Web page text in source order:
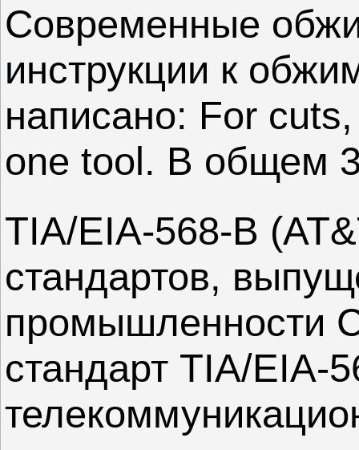
Современные
инструкции к
написано: For
one tool. В общем
TIA/EIA-568-B
стандартов,
промышленности
стандарт TIA/EIA-